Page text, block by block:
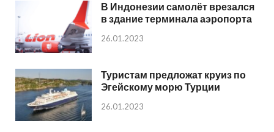
В Индонезии самолёт врезался
в здание терминала аэропорта
26.01.2023
Туристам предложат круиз по
Эгейскому морю Турции
26.01.2023